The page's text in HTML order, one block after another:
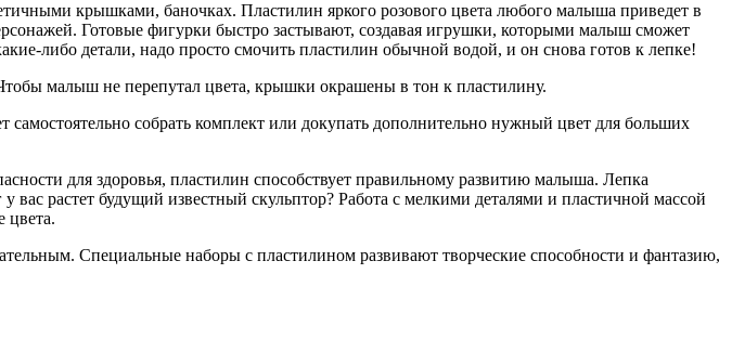
крышками, баночках. Пластилин яркого розового цвета любого малыша приведет в
Готовые фигурки быстро застывают, создавая игрушки, которыми малыш сможет
либо детали, надо просто смочить пластилин обычной водой, и он снова готов к лепке!
малыш не перепутал цвета, крышки окрашены в тон к пластилину.
собрать комплект или докупать дополнительно нужный цвет для больших
для здоровья, пластилин способствует правильному развитию малыша. Лепка
растет будущий известный скульптор? Работа с мелкими деталями и пластичной массой
цвета.
Специальные наборы с пластилином развивают творческие способности и фантазию,